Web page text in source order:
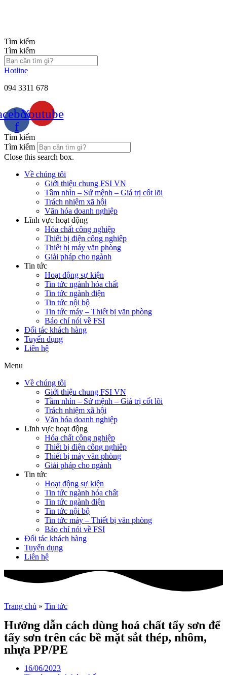
Tìm kiếm
Tìm kiếm
Hotline
094 3311 678
f
Youtube
Tìm kiếm
Tìm kiếm
Close this search box.
Về chúng tôi
Giới thiệu chung FSI VN
Tầm nhìn – Sứ mệnh – Giá trị cốt lõi
Trách nhiệm xã hội
Văn hóa doanh nghiệp
Lĩnh vực hoạt động
Hóa chất công nghiệp
Thiết bị điện công nghiêp
Thiết bị máy văn phòng
Giải pháp cho ngành
Tin tức
Hoạt động sự kiện
Tin tức ngành hóa chất
Tin tức ngành điện
Tin tức nội bộ
Tin tức máy – Thiết bị văn phòng
Báo chí nói về FSI
Đối tác khách hàng
Tuyển dụng
Liên hệ
Menu
Về chúng tôi
Giới thiệu chung FSI VN
Tầm nhìn – Sứ mệnh – Giá trị cốt lõi
Trách nhiệm xã hội
Văn hóa doanh nghiệp
Lĩnh vực hoạt động
Hóa chất công nghiệp
Thiết bị điện công nghiêp
Thiết bị máy văn phòng
Giải pháp cho ngành
Tin tức
Hoạt động sự kiện
Tin tức ngành hóa chất
Tin tức ngành điện
Tin tức nội bộ
Tin tức máy – Thiết bị văn phòng
Báo chí nói về FSI
Đối tác khách hàng
Tuyển dụng
Liên hệ
Trang chủ » Tin tức
Hướng dẫn cách dùng hoá chất tẩy sơn để
tẩy sơn trên các bề mặt sắt thép, nhôm,
nhựa PP/PE
16/06/2023